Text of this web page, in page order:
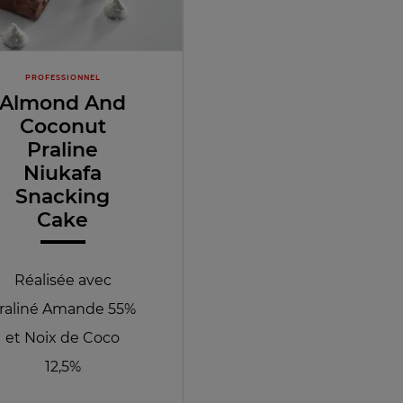
PROFESSIONNEL
Almond And
Coconut
Praline
Niukafa
Snacking
Cake
Réalisée avec
Amande 55%
et Noix de Coco
12,5%